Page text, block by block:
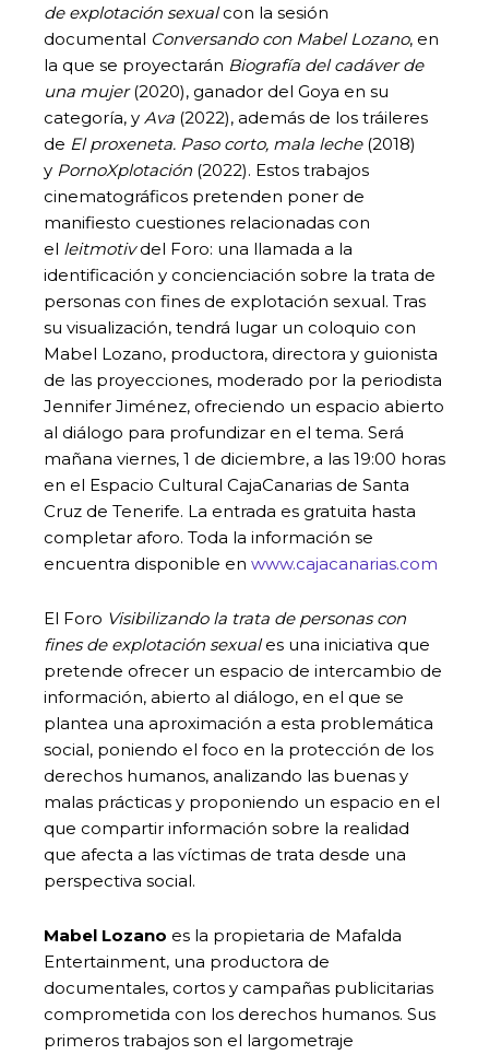
de explotación sexualcon la sesión
documental Conversando con Mabel Lozano, en
la que se proyectarán Biografía del cadáver de
una mujer(2020), ganador del Goya en su
categoría, y Ava (2022), además de los tráileres
de El proxeneta. Paso corto, mala leche(2018)
y PornoXplotación (2022). Estos trabajos
cinematográficos pretenden poner de
manifiesto cuestiones relacionadas con
el leitmotivdel Foro: una llamada a la
identificación y concienciación sobre la trata de
personas con fines de explotación sexual. Tras
su visualización, tendrá lugar un coloquio con
Mabel Lozano, productora, directora y guionista
de las proyecciones, moderado por la periodista
Jennifer Jiménez, ofreciendo un espacio abierto
al diálogo para profundizar en el tema. Será
mañana viernes, 1 de diciembre, a las 19:00 horas
en el Espacio Cultural CajaCanarias de Santa
Cruz de Tenerife. La entrada es gratuita hasta
completar aforo. Toda la información se
encuentra disponible en www.cajacanarias.com
El Foro Visibilizando la trata de personas con
fines de explotación sexuales una iniciativa que
pretende ofrecer un espacio de intercambio de
información, abierto al diálogo, en el que se
plantea una aproximación a esta problemática
social, poniendo el foco en la protección de los
derechos humanos, analizando las buenas y
malas prácticas y proponiendo un espacio en el
que compartir información sobre la realidad
que afecta a las víctimas de trata desde una
perspectiva social.
Mabel Lozano es la propietaria de Mafalda
Entertainment, una productora de
documentales, cortos y campañas publicitarias
comprometida con los derechos humanos. Sus
primeros trabajos son el largometraje